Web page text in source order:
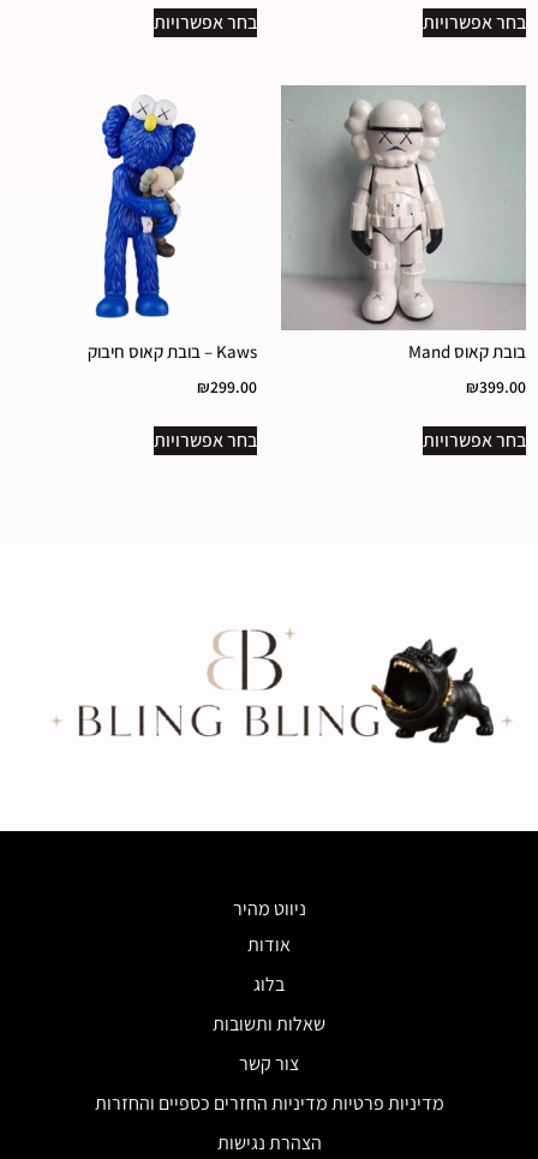
בחר אפשרויות בחר אפשרויות
בובת קאוס Mand
₪399.00
בחר אפשרויות
Kaws – בובת קאוס חיבוק
₪299.00
בחר אפשרויות
ניווט מהיר
אודות
בלוג
שאלות ותשובות
צור קשר
מדיניות פרטיות מדיניות החזרים כספיים והחזרות
הצהרת נגישות